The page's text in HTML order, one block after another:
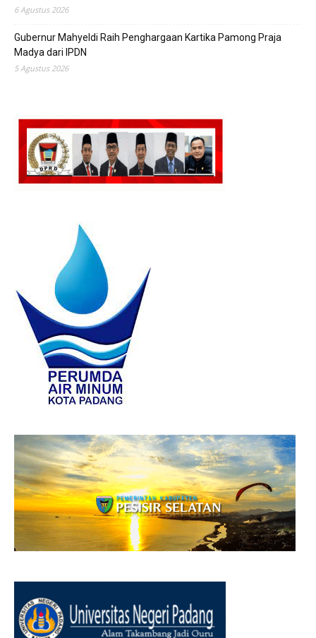
6 Agustus 2026
Gubernur Mahyeldi Raih Penghargaan Kartika Pamong Praja
Madya dari IPDN
5 Agustus 2026